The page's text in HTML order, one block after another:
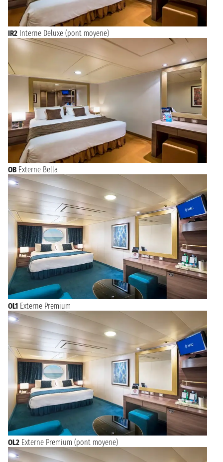
IR2 Interne Deluxe (pont moyene)
OB Externe Bella
OL1 Externe Premium
OL2 Externe Premium (pont moyene)